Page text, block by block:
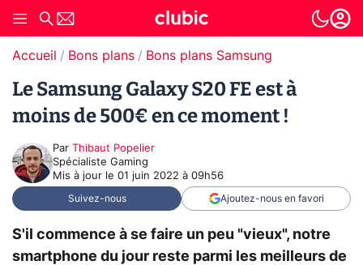
Accueil Bons plans Bons plans Samsung
Le Samsung Galaxy S20 FE est à
moins de 500€ en ce moment !
Par Thibaut Popelier
Spécialiste Gaming
Mis à jour le 01 juin 2022 à 09h56
Suivez-nous Ajoutez-nous en favori
S'il commence à se faire un peu "vieux", notre
smartphone du jour reste parmi les meilleurs de